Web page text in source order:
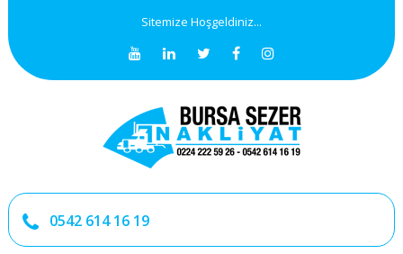
Sitemize Hoşgeldiniz...
0542 614 16 19